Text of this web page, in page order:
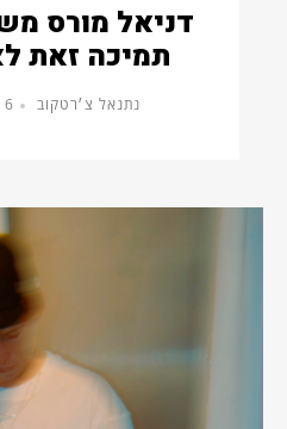
דניאל מורס
תמיכה זאת
נתנאל צ׳רטקוב 6 באוגוסט, 2026